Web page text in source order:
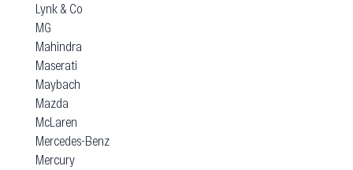
Lynk & Co
MG
Mahindra
Maserati
Maybach
Mazda
McLaren
Mercedes-Benz
Mercury